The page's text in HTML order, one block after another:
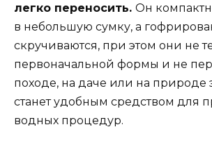
легко переносить. Он
в небольшую сумку, а
скручиваются, при этом они не
первоначальной формы и не
походе, на даче или на природе
станет удобным средством для
водных процедур.